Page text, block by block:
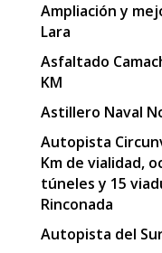
Ampliación y
Lara
Asfaltado
KM
Astillero Naval
Autopista
Km de vialidad,
túneles y 15
Rinconada
Autopista del